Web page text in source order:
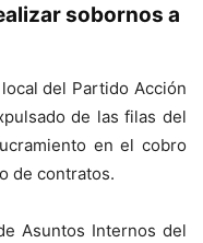
sobornos a
del Partido Acción
de las filas del
en el cobro
de contratos.
Asuntos Internos del